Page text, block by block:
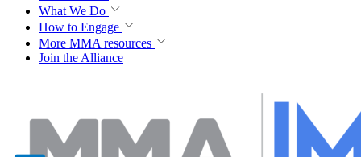
What We Do
How to Engage
More MMA resources
Join the Alliance